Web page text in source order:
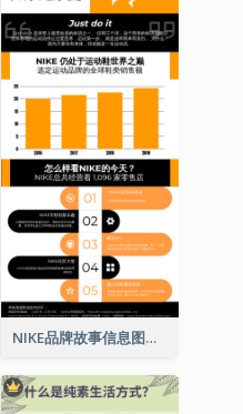
NIKE品牌故事信息图表